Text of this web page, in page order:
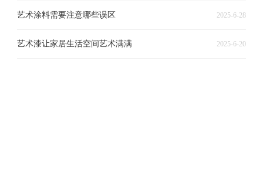
2025-6-28
艺术涂料需要注意哪些误区
2025-6-20
艺术漆让家居生活空间艺术满满